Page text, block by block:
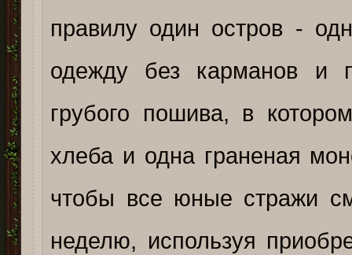
правилу один остров -
одежду без карманов и
грубого пошива, в
хлеба и одна граненая
чтобы все юные стражи
неделю, используя